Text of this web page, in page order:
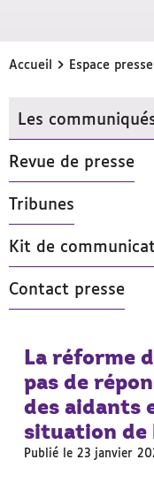
Accueil › Espace presse
Les
- Actif
Revue de presse
Tribunes
Kit de
Contact presse
La réforme
pas de
des aidants
situation de
Publié le 23 janvier